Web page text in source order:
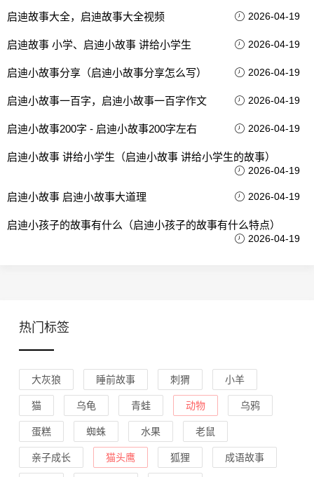
启迪故事大全，启迪故事大全视频 2026-04-19
启迪故事 小学、启迪小故事 讲给小学生 2026-04-19
启迪小故事分享（启迪小故事分享怎么写） 2026-04-19
启迪小故事一百字，启迪小故事一百字作文 2026-04-19
启迪小故事200字 - 启迪小故事200字左右 2026-04-19
启迪小故事 讲给小学生（启迪小故事 讲给小学生的故事）
2026-04-19
启迪小故事 启迪小故事大道理 2026-04-19
启迪小孩子的故事有什么（启迪小孩子的故事有什么特点）
2026-04-19
热门标签
大灰狼 睡前故事 刺猬 小羊
猫 乌龟 青蛙 动物 乌鸦
蛋糕 蜘蛛 水果 老鼠
亲子成长 猫头鹰 狐狸 成语故事